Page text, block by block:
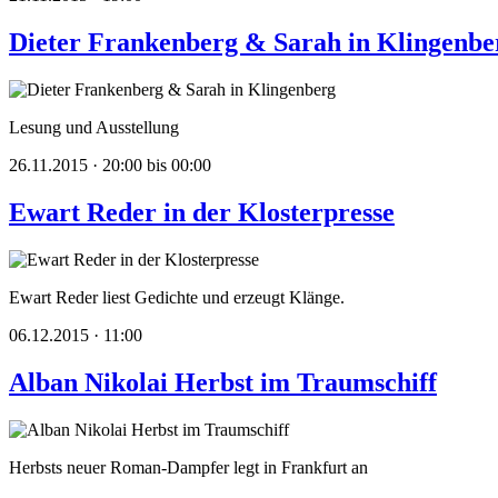
Dieter Frankenberg & Sarah in
Lesung und Ausstellung
26.11.2015 · 20:00 bis 00:00
Ewart Reder in der Klosterpresse
Ewart Reder liest Gedichte und erzeugt Klänge.
06.12.2015 · 11:00
Alban Nikolai Herbst im Traumschiff
Herbsts neuer Roman-Dampfer legt in Frankfurt an